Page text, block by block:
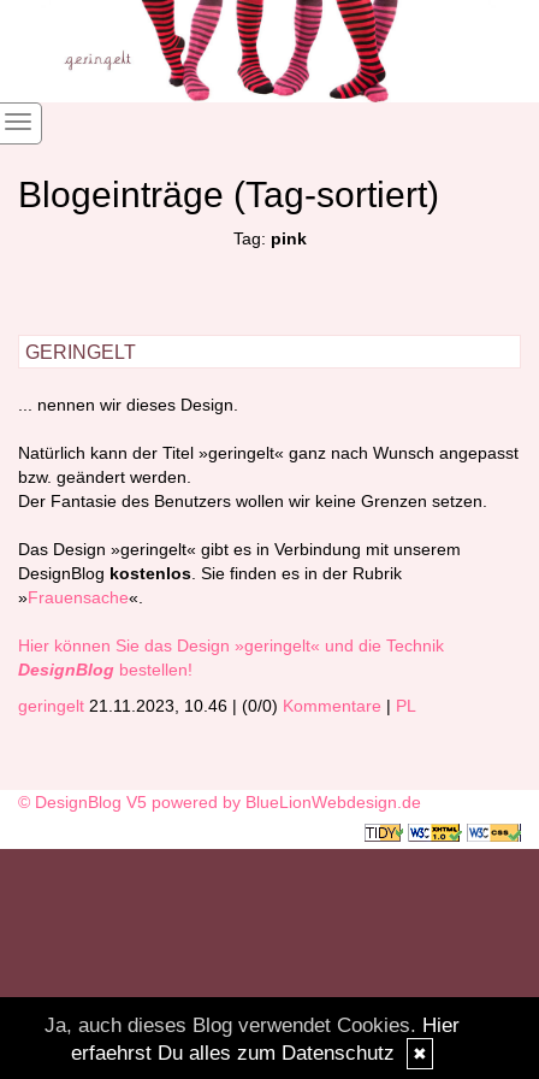
Blogeinträge (Tag-sortiert)
Tag: pink
geringelt
... nennen wir dieses Design.
Natürlich kann der Titel »geringelt« ganz nach Wunsch angepasst
bzw. geändert werden.
Der Fantasie des Benutzers wollen wir keine Grenzen setzen.
Das Design »geringelt« gibt es in Verbindung mit unserem
DesignBlog kostenlos . Sie finden es in der Rubrik
»Frauensache«.
Hier können Sie das Design »geringelt« und die Technik
DesignBlog bestellen!
geringelt 21.11.2023, 10.46 | (0/0) Kommentare | PL
© DesignBlog V5 powered by BlueLionWebdesign.de
Ja, auch dieses Blog verwendet Cookies. Hier
erfaehrst Du alles zum Datenschutz
✖